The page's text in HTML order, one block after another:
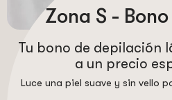
Zona S -
Tu bono de depilación
a un precio
Luce una piel suave y sin vello